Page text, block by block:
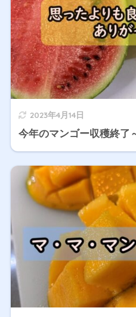
2023年4月14日
今年のマンゴー収穫終了